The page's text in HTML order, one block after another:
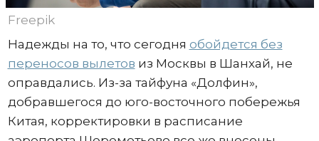
Freepik
Надежды на то, что сегодня обойдется без
переносов вылетов из Москвы в Шанхай, не
оправдались. Из-за тайфуна «Долфин»,
добравшегося до юго-восточного побережья
Китая, корректировки в расписание